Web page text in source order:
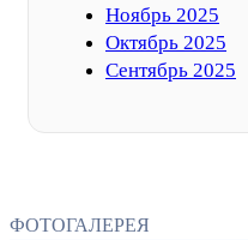
Ноябрь 2025
Октябрь 2025
Сентябрь 2025
ФОТОГАЛЕРЕЯ